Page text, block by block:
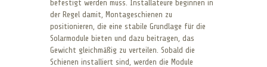
befestigt werden muss. Installateure beginnen in
der Regel damit, Montageschienen zu
positionieren, die eine stabile Grundlage für die
Solarmodule bieten und dazu beitragen, das
Gewicht gleichmäßig zu verteilen. Sobald die
Schienen installiert sind, werden die Module